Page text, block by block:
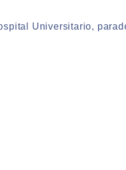
Universitario,